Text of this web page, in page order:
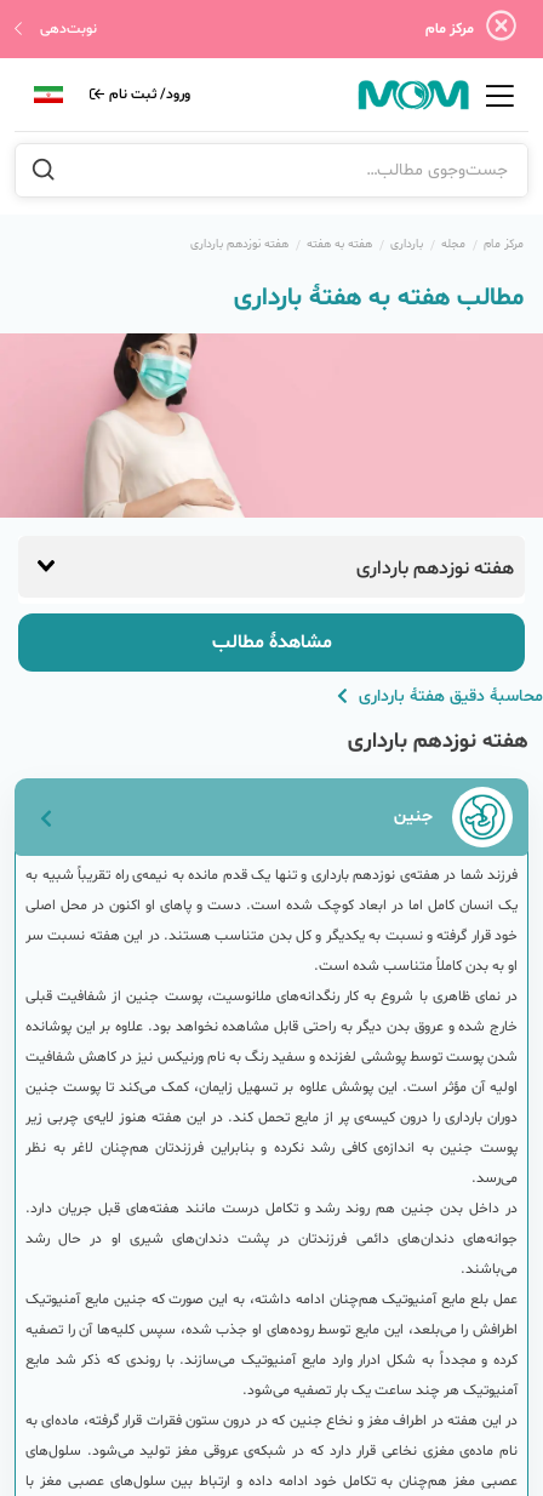
مرکز مام نوبت‌دهی
ورود/ ثبت نام
مرکز مام مجله بارداری هفته به هفته هفته نوزدهم بارداری
مطالب هفته به هفتهٔ بارداری
هفته نوزدهم بارداری
مشاهدهٔ مطالب
محاسبهٔ دقیق هفتهٔ بارداری
هفته نوزدهم بارداری
جنین
فرزند شما در هفته‌ی نوزدهم بارداری و تنها یک قدم مانده به نیمه‌ی راه تقریباً شبیه به
یک انسان کامل اما در ابعاد کوچک شده است. دست و پاهای او اکنون در محل اصلی
خود قرار گرفته و نسبت به یکدیگر و کل بدن متناسب هستند. در این هفته نسبت سر
او به بدن کاملاً متناسب شده است.
در نمای ظاهری با شروع به کار رنگدانه‌های ملانوسیت، پوست جنین از شفافیت قبلی
خارج شده و عروق بدن دیگر به راحتی قابل مشاهده نخواهد بود. علاوه بر این پوشانده
شدن پوست توسط پوششی لغزنده و سفید رنگ به نام ورنیکس نیز در کاهش شفافیت
اولیه آن مؤثر است. این پوشش علاوه بر تسهیل زایمان، کمک می‌کند تا پوست جنین
دوران بارداری را درون کیسه‌ی پر از مایع تحمل کند. در این هفته هنوز لایه‌ی چربی زیر
پوست جنین به اندازه‌ی کافی رشد نکرده و بنابراین فرزندتان هم‌چنان لاغر به نظر
می‌رسد.
در داخل بدن جنین هم روند رشد و تکامل درست مانند هفته‌های قبل جریان دارد.
جوانه‌های دندان‌های دائمی فرزندتان در پشت دندان‌های شیری او در حال رشد
می‌باشند.
عمل بلع مایع آمنیوتیک هم‌چنان ادامه داشته، به این صورت که جنین مایع آمنیوتیک
اطرافش را می‌بلعد، این مایع توسط روده‌های او جذب شده، سپس کلیه‌ها آن را تصفیه
کرده و مجدداً به شکل ادرار وارد مایع آمنیوتیک می‌سازند. با روندی که ذکر شد مایع
آمنیوتیک هر چند ساعت یک بار تصفیه می‌شود.
در این هفته در اطراف مغز و نخاع جنین که در درون ستون فقرات قرار گرفته، ماده‌ای به
نام ماده‌ی مغزی نخاعی قرار دارد که در شبکه‌ی عروقی مغز تولید می‌شود. سلول‌های
عصبی مغز هم‌چنان به تکامل خود ادامه داده و ارتباط بین سلول‌های عصبی مغز با